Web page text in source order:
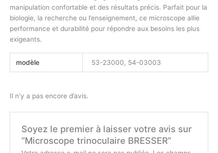
manipulation confortable et des résultats précis. Parfait pour la
biologie, la recherche ou l’enseignement, ce microscope allie
performance et durabilité pour répondre aux besoins les plus
exigeants.
modèle 53-23000, 54-03003
Il n’y a pas encore d’avis.
Soyez le premier à laisser votre avis sur
“Microscope trinoculaire BRESSER”